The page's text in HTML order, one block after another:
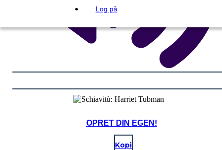
Log på
OPRET DIN EGEN!
Kopi